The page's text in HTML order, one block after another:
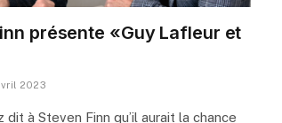
présente «Guy Lafleur et
2023
dit à Steven Finn qu’il aurait la chance